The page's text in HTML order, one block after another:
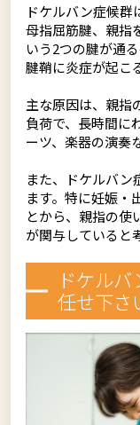
ドケルバン症候群
母指屈筋腱、親指
いう2つの腱が通
腱鞘に炎症が起こ
主な原因は、親指
負荷で、長時間に
ーツ、楽器の演奏
また、ドケルバン
ます。特に妊娠・
とから、親指の使
が関与していると
ドケル
任せ下さ